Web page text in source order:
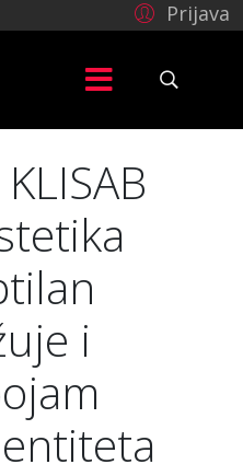
Prijava
i